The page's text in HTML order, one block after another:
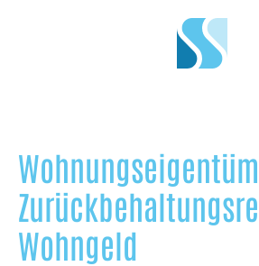
Wohngeld